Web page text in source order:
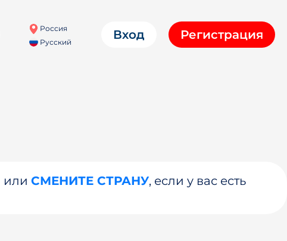
Россия
Русский
Вход Регистрация
или СМЕНИТЕ СТРАНУ, если у вас есть